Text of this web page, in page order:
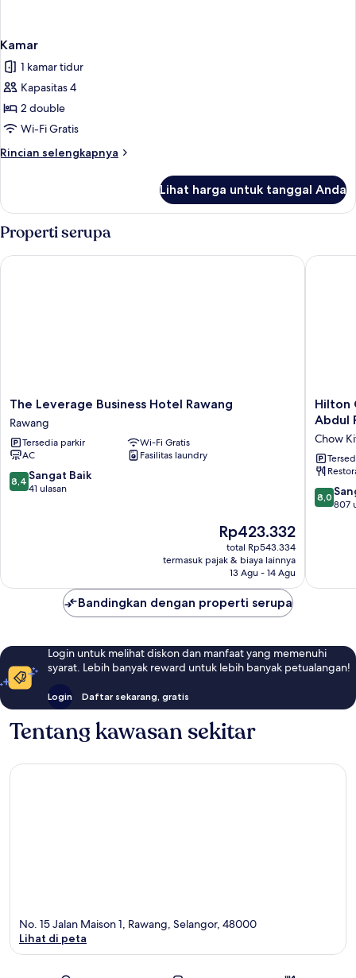
Kamar
1 kamar tidur
Kapasitas 4
2 double
Wi-Fi Gratis
Rincian selengkapnya
Rincian
Kamar
Lihat harga untuk tanggal Anda
Properti serupa
The
Leverage
Business
Hotel
Rawang
Rawang
The Leverage Business Hotel Rawang
Rawang
Tersedia parkir
Wi-Fi Gratis
AC
Fasilitas laundry
8.4
dari
8,4 Sangat Baik
41 ulasan
Harga
sekarang
Rp423.332
Rp423.332
total Rp543.334
termasuk pajak & biaya lainnya
13 Agu - 14 Agu
The Leverage Business Hotel Rawang
Hilton
Garden
Kuala
Lumpur
Jalan
Tuanku
Abdul
Hilton
Abdul
Chow
8.0
dari
8,0
807
Hilton
Bandingkan dengan properti serupa
Login untuk melihat diskon dan manfaat yang memenuhi
syarat. Lebih banyak reward untuk lebih banyak petualangan!
Login Daftar sekarang, gratis
Tentang kawasan sekitar
No. 15 Jalan Maison 1, Rawang, Selangor, 48000
Lihat di peta